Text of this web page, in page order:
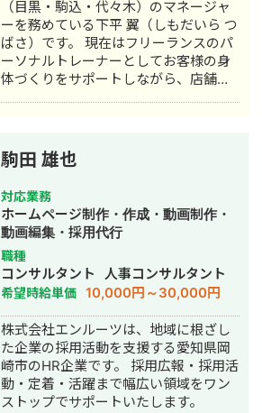
の他にもMEO,SNS,ナーチャリング,記
事作成などWEBマーケ領域全般を経験
▼2023年8月～ 合同会社チル・リブ 役
員に就任 ・開業3年目の放課後等デイ
営を安定化し、2年で売上2倍、稼働率
100%以上を1年継続、2店舗目で営業利
集客で毎月0→10件の新規利用者獲得、
直接の資格者採用3名の実績
ション：Indeed運用 ＊採用戦略設計〜
募集文の投稿までトータルサポート
（目黒・駒込・代々木）のマネージャ
ーを務めている下平 翼（しもだいら つ
ばさ）です。 現在はフリーランスのパ
ーソナルトレーナーとしてお客様の身
体づくりをサポートしながら、店舗運
で約10年間、体操競技に打ち込み、高
校卒業後はスポーツ専門学校へ進学。
健康やフィットネスについて学び、
2017年よりパーソナルトレーナーとし
て活動をスタートしました。 その後、
大手パーソナルジムで店長を務め、多
くのお客様のダイエットや身体づくり
をサポート。現在は「一人ひとりの強
みを活かしたサポート」を大切にし、
お客様の目標やライフスタイルに合わ
せた無理のない身体づくりをご提案し
ています。 また、パーソナルジム事業
に加え、ファスティング事業の立ち上
げにも力を入れています。 健康・ダイ
エットの話はもちろん、店舗運営、組
駒田 雄也
対応業務
ホームページ制作・作成・動画制作・
動画編集・採用代行
職種
コンサルタント 人事コンサルタント
希望時給単価 10,000円～30,000円
株式会社エンルーツは、地域に根ざし
た企業の採用活動を支援する愛知県岡
崎市のHR企業です。 採用広報・採用活
動・定着・活躍まで幅広い領域をワン
ストップでサポートいたします。